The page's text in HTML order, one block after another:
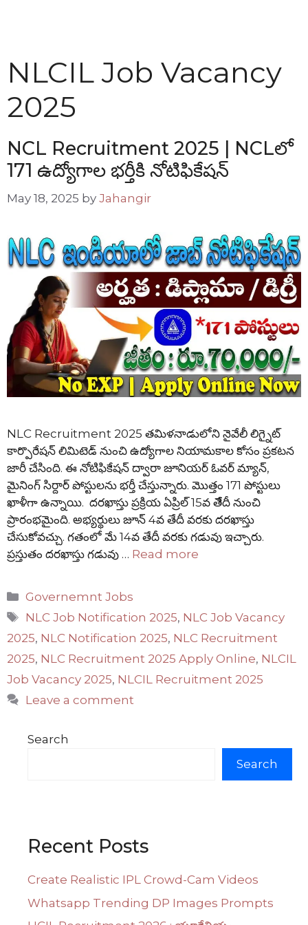
NLCIL Job Vacancy
2025
NCL Recruitment 2025 | NCLలో
171 ఉద్యోగాల భర్తీకి నోటిఫికేషన్
May 18, 2025 by Jahangir
NLC Recruitment 2025 తమిళనాడులోని నైవేలీ లిగ్నైట్
కార్పొరేషన్ లిమిటెడ్ నుంచి ఉద్యోగాల నియామకాల కోసం ప్రకటన
జారీ చేసింది. ఈ నోటిఫికేషన్ ద్వారా జూనియర్ ఓవర్ మ్యాన్,
మైనింగ్ సిర్దార్ పోస్టులను భర్తీ చేస్తున్నారు. మొత్తం 171 పోస్టులు
ఖాళీగా ఉన్నాయి. దరఖాస్తు ప్రక్రియ ఏప్రిల్ 15వ తేేదీ నుంచి
ప్రారంభమైంది. అభ్యర్థులు జూన్ 4వ తేదీ వరకు దరఖాస్తు
చేసుకోవచ్చు. గతంలో మే 14వ తేదీ వరకు గడువు ఇచ్చారు.
ప్రస్తుతం దరఖాస్తు గడువు … Read more
Categories
Governemnt Jobs
Tags
NLC Job Notification 2025, NLC Job Vacancy
2025, NLC Notification 2025, NLC Recruitment
2025, NLC Recruitment 2025 Apply Online, NLCIL
Job Vacancy 2025, NLCIL Recruitment 2025
Leave a comment
Search
Search
Recent Posts
Create Realistic IPL Crowd-Cam Videos
Whatsapp Trending DP Images Prompts